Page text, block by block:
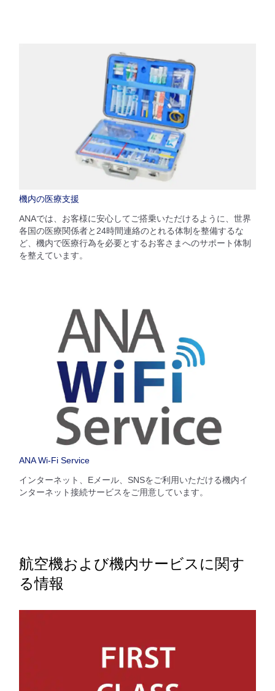
機内の医療支援
ANAでは、お客様に安心してご搭乗いただけるように、世界
各国の医療関係者と24時間連絡のとれる体制を整備するな
ど、機内で医療行為を必要とするお客さまへのサポート体制
を整えています。
ANA Wi-Fi Service
インターネット、Eメール、SNSをご利用いただける機内イ
ンターネット接続サービスをご用意しています。
航空機および機内サービスに関す
る情報